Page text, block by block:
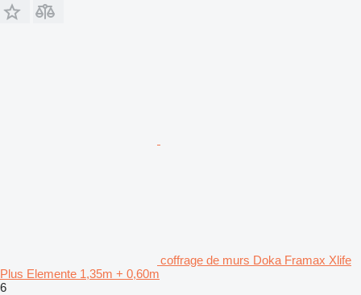
coffrage de murs Doka Framax Xlife
Plus Elemente 1,35m + 0,60m
6